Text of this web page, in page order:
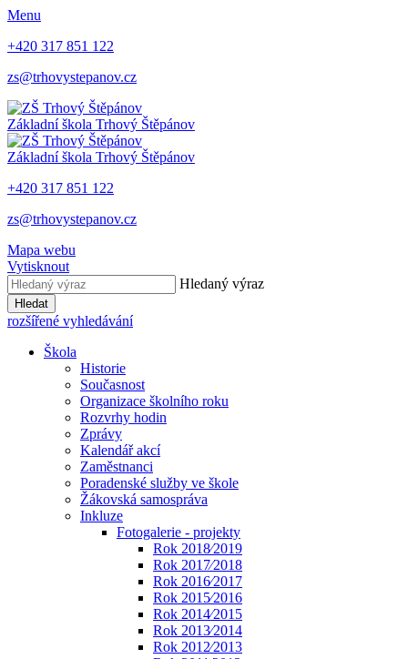
Menu
+420 317 851 122
zs@trhovystepanov.cz
Základní škola Trhový Štěpánov
Základní škola Trhový Štěpánov
+420 317 851 122
zs@trhovystepanov.cz
Mapa webu
Vytisknout
Hledaný výraz
Hledat
rozšířené vyhledávání
Škola
Historie
Současnost
Organizace školního roku
Rozvrhy hodin
Zprávy
Kalendář akcí
Zaměstnanci
Poradenské služby ve škole
Žákovská samospráva
Inkluze
Fotogalerie - projekty
Rok 2018⁄2019
Rok 2017⁄2018
Rok 2016⁄2017
Rok 2015⁄2016
Rok 2014⁄2015
Rok 2013⁄2014
Rok 2012⁄2013